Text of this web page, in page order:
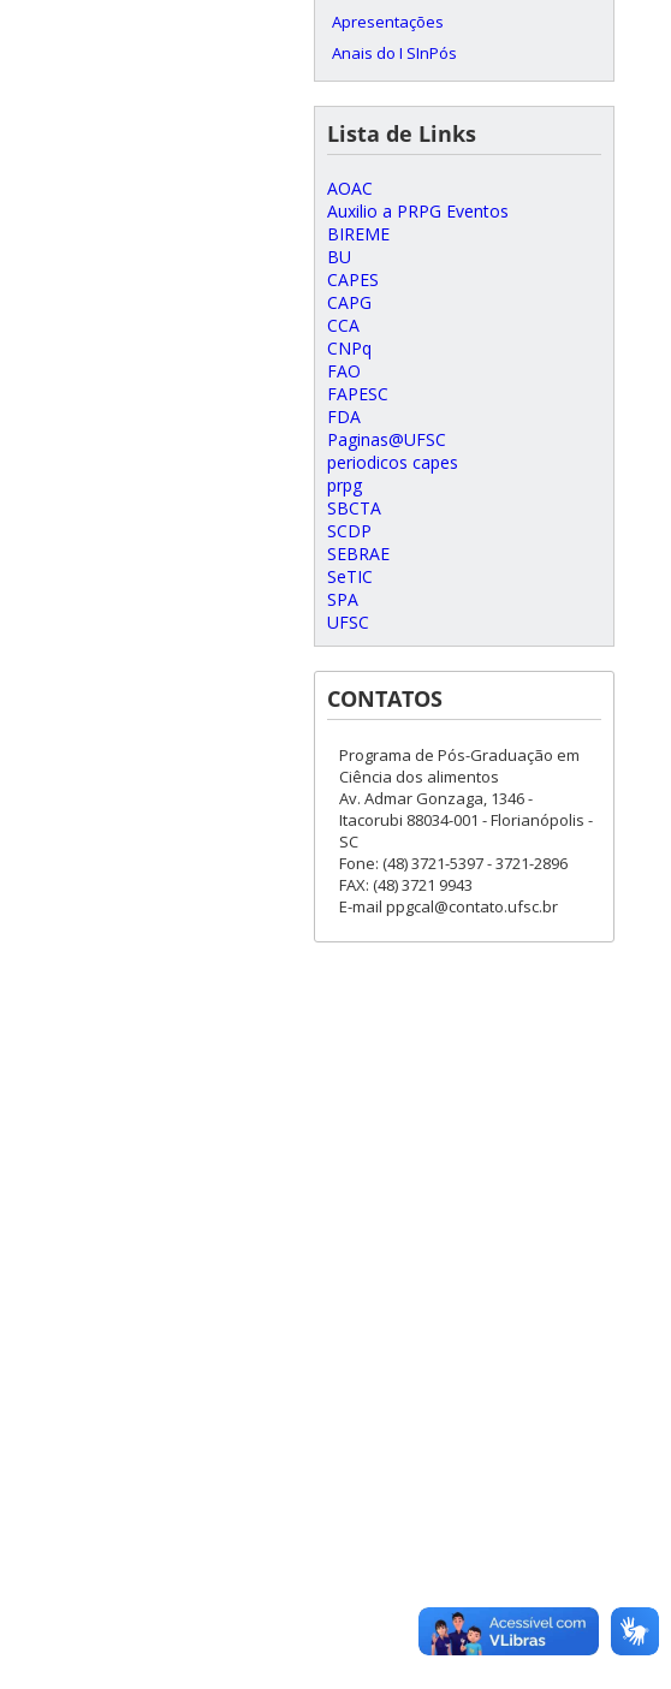
Apresentações
Anais do I SInPós
Lista de Links
AOAC
Auxilio a PRPG Eventos
BIREME
BU
CAPES
CAPG
CCA
CNPq
FAO
FAPESC
FDA
Paginas@UFSC
periodicos capes
prpg
SBCTA
SCDP
SEBRAE
SeTIC
SPA
UFSC
CONTATOS
Programa de Pós-Graduação em
Ciência dos alimentos
Av. Admar Gonzaga, 1346 -
Itacorubi 88034-001 - Florianópolis -
SC
Fone: (48) 3721-5397 - 3721-2896
FAX: (48) 3721 9943
E-mail ppgcal@contato.ufsc.br